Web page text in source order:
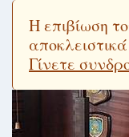
Log in
Η επιβίωση
Γίνετε